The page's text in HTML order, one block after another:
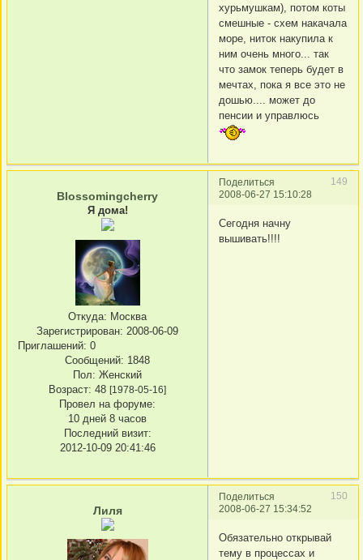
хурьмушкам), потом коты
смешные - схем накачала
море, ниток накупила к
ним очень много... так
что замок теперь будет в
мечтах, пока я все это не
дошью.... может до
пенсии и управлюсь
Поделиться
149
2008-06-27 15:10:28
Blossomingcherry
Я дома!
Откуда: Москва
Зарегистрирован: 2008-06-09
Приглашений: 0
Сообщений: 1848
Пол: Женский
Возраст: 48 [1978-05-16]
Провел на форуме:
10 дней 8 часов
Последний визит:
2012-10-09 20:41:46
Сегодня начну
вышивать!!!!
Поделиться
150
2008-06-27 15:34:52
Лиля
Обязательно открывай
тему в процессах и